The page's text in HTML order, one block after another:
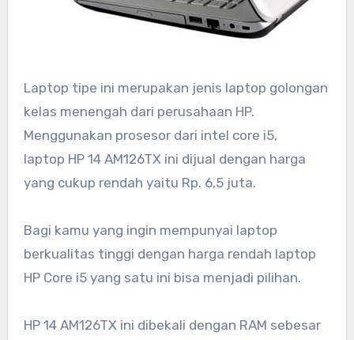
Laptop tipe ini merupakan jenis laptop golongan
kelas menengah dari perusahaan HP.
Menggunakan prosesor dari intel core i5,
laptop HP 14 AM126TX ini dijual dengan harga
yang cukup rendah yaitu Rp. 6,5 juta.
Bagi kamu yang ingin mempunyai laptop
berkualitas tinggi dengan harga rendah laptop
HP Core i5 yang satu ini bisa menjadi pilihan.
HP 14 AM126TX ini dibekali dengan RAM sebesar